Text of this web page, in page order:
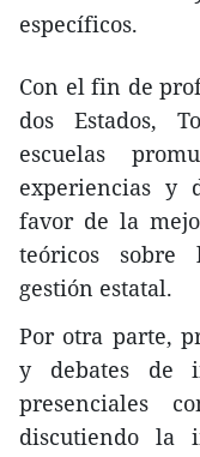
específicos.
Con el fin de
dos Estados,
escuelas
experiencias y
favor de la
teóricos sobre
gestión estatal.
Por otra parte,
y debates de
presenciales
discutiendo la